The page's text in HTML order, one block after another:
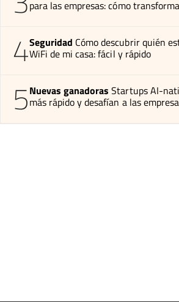
para las empresas: cómo
4Seguridad Cómo descubrir quién
WiFi de mi casa: fácil y rápido
5Nuevas ganadoras Startups AI-
más rápido y desafían a las